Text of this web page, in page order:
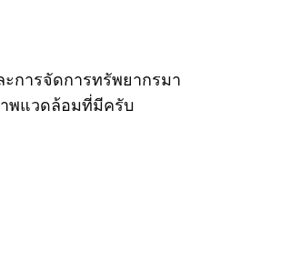
การจัดการทรัพยากรมา
าพแวดล้อมที่มีครับ